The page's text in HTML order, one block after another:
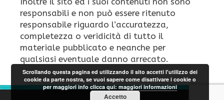
responsabili e non può essere ritenuto
responsabile riguardo l’accuratezza,
completezza o veridicità di tutto il
materiale pubblicato e neanche per
qualsiasi eventuale danno arrecato.
Scrollando questa pagina ed utilizzando il sito accetti l'utilizzo dei
cookie da parte nostra, se vuoi sapere come disattivare i cookie o
per maggiori info clicca qui:maggiori informazioni
Accetto